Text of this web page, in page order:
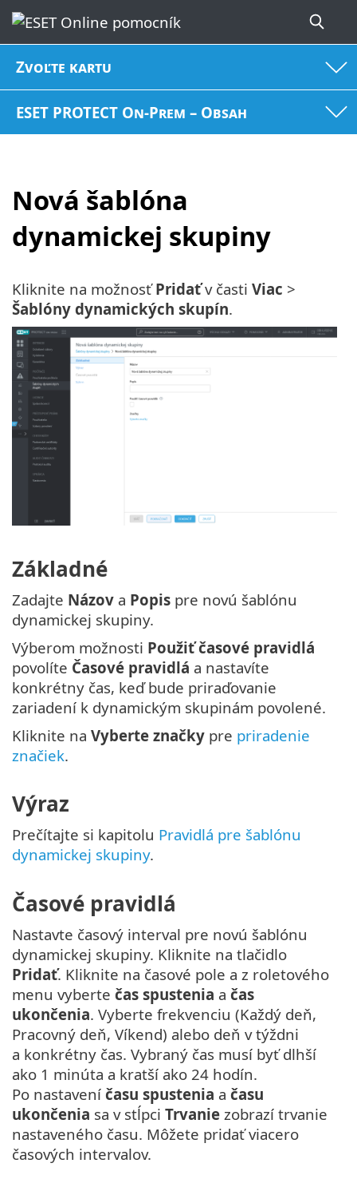
Zvoľte kartu
ESET PROTECT On-Prem – Obsah
Nová šablóna
dynamickej skupiny
Kliknite na možnosťPridaťv časti Viac >
Šablóny dynamických skupín.
Základné
Zadajte Názov a Popis pre novú šablónu
dynamickej skupiny.
Výberom možnosti Použiť časové pravidlá
povolíte Časové pravidlá a nastavíte
konkrétny čas, keď bude priraďovanie
zariadení k dynamickým skupinám povolené.
Kliknite na Vyberte značky pre priradenie
značiek.
Výraz
Prečítajte si kapitolu Pravidlá pre šablónu
dynamickej skupiny.
Časové pravidlá
Nastavte časový interval pre novú šablónu
dynamickej skupiny. Kliknite na tlačidlo
Pridať. Kliknite na časové pole a z roletového
menu vyberte čas spustenia a čas
ukončenia. Vyberte frekvenciu (Každý deň,
Pracovný deň, Víkend) alebo deň v týždni
a konkrétny čas. Vybraný čas musí byť dlhší
ako 1 minúta a kratší ako 24 hodín.
Po nastavení času spustenia a času
ukončenia sa v stĺpci Trvanie zobrazí trvanie
nastaveného času. Môžete pridať viacero
časových intervalov.